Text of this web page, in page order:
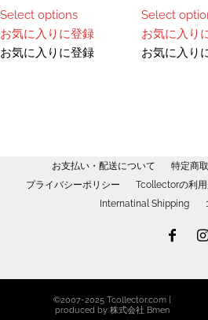
Select options
お気に入りに登録
お気に入りに登録
Select
お気に入り
お気に入り
お支払い・配送について
特定商
プライバシーポリシー
Tcollectorの利
Internatinal Shipping
©2007-2025 Tcollector.com |
produced by 株式会社 Bmen